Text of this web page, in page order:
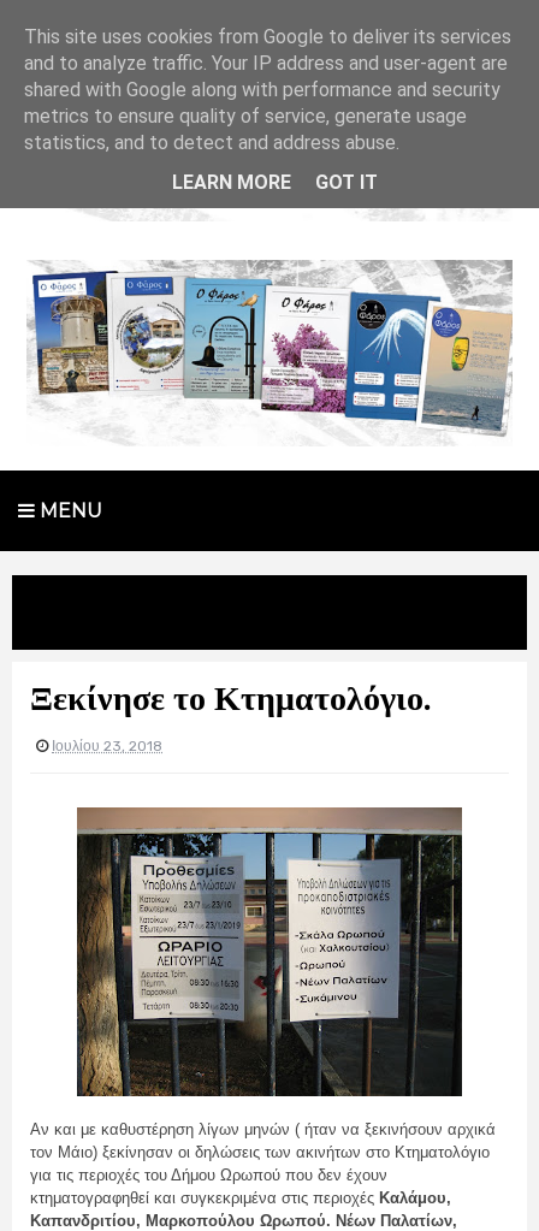
MENU
Ξεκίνησε το Κτηματολόγιο.
Ιουλίου 23, 2018
Αν και με καθυστέρηση λίγων μηνών ( ήταν να ξεκινήσουν αρχικά
τον Μάιο) ξεκίνησαν οι δηλώσεις των ακινήτων στο Κτηματολόγιο
για τις περιοχές του Δήμου Ωρωπού που δεν έχουν
κτηματογραφηθεί και συγκεκριμένα στις περιοχές Καλάμου,
Καπανδριτίου, Μαρκοπούλου Ωρωπού. Νέων Παλατίων,
This site uses cookies from Google to deliver its services
and to analyze traffic. Your IP address and user-agent are
shared with Google along with performance and security
metrics to ensure quality of service, generate usage
statistics, and to detect and address abuse.
LEARN MORE
GOT IT